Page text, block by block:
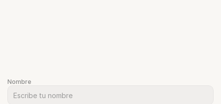
Nombre